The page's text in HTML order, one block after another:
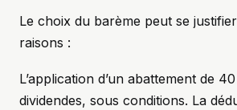
Le choix du barème peut se
raisons :
L’application d’un abattement de
dividendes, sous conditions. La